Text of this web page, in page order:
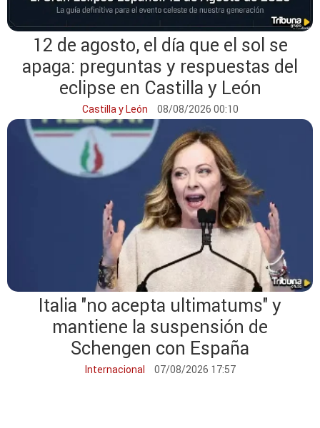
12 de agosto, el día que el sol se
apaga: preguntas y respuestas del
eclipse en Castilla y León
Castilla y León 08/08/2026 00:10
Italia "no acepta ultimatums" y
mantiene la suspensión de
Schengen con España
Internacional 07/08/2026 17:57